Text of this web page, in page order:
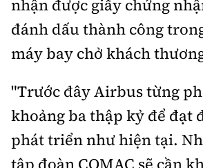
nhận được giấy chứng
đánh dấu thành công
máy bay chở khách
"Trước đây Airbus từng
khoảng ba thập kỷ để đạt
phát triển như hiện tại.
tập đoàn COMAC sẽ cần